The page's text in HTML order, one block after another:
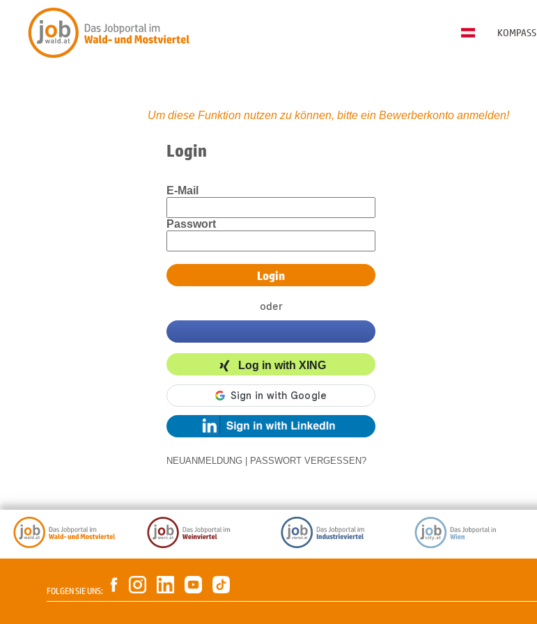
KOMPASS
Um diese Funktion nutzen zu können, bitte ein Bewerberkonto anmelden!
Login
E-Mail
Passwort
oder
Log in with XING
NEUANMELDUNG PASSWORT VERGESSEN?
FOLGEN SIE UNS: